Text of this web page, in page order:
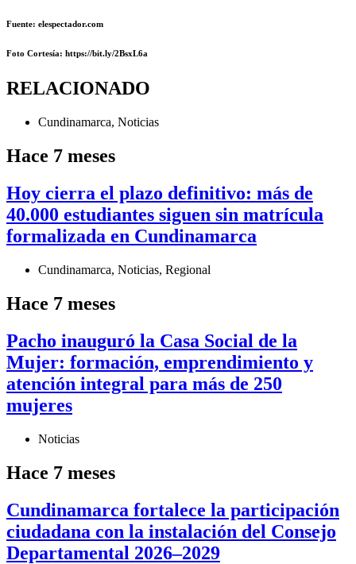
Fuente: elespectador.com
Foto Cortesía: https://bit.ly/2BsxL6a
RELACIONADO
Cundinamarca, Noticias
Hace 7 meses
Hoy cierra el plazo definitivo: más de
40.000 estudiantes siguen sin matrícula
formalizada en Cundinamarca
Cundinamarca, Noticias, Regional
Hace 7 meses
Pacho inauguró la Casa Social de la
Mujer: formación, emprendimiento y
atención integral para más de 250
mujeres
Noticias
Hace 7 meses
Cundinamarca fortalece la participación
ciudadana con la instalación del Consejo
Departamental 2026–2029